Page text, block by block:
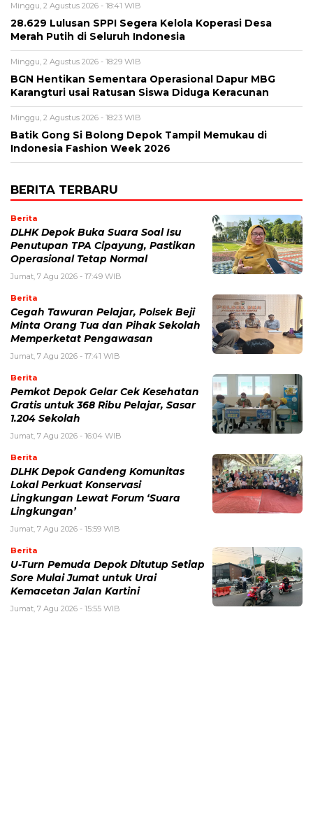
Minggu, 2 Agustus 2026 - 18:41 WIB
28.629 Lulusan SPPI Segera Kelola Koperasi Desa
Merah Putih di Seluruh Indonesia
Minggu, 2 Agustus 2026 - 18:29 WIB
BGN Hentikan Sementara Operasional Dapur MBG
Karangturi usai Ratusan Siswa Diduga Keracunan
Minggu, 2 Agustus 2026 - 18:23 WIB
Batik Gong Si Bolong Depok Tampil Memukau di
Indonesia Fashion Week 2026
BERITA TERBARU
Berita
DLHK Depok Buka Suara Soal Isu
Penutupan TPA Cipayung, Pastikan
Operasional Tetap Normal
Jumat, 7 Agu 2026 - 17:49 WIB
Berita
Cegah Tawuran Pelajar, Polsek Beji
Minta Orang Tua dan Pihak Sekolah
Memperketat Pengawasan
Jumat, 7 Agu 2026 - 17:41 WIB
Berita
Pemkot Depok Gelar Cek Kesehatan
Gratis untuk 368 Ribu Pelajar, Sasar
1.204 Sekolah
Jumat, 7 Agu 2026 - 16:04 WIB
Berita
DLHK Depok Gandeng Komunitas
Lokal Perkuat Konservasi
Lingkungan Lewat Forum ‘Suara
Lingkungan’
Jumat, 7 Agu 2026 - 15:59 WIB
Berita
U-Turn Pemuda Depok Ditutup Setiap
Sore Mulai Jumat untuk Urai
Kemacetan Jalan Kartini
Jumat, 7 Agu 2026 - 15:55 WIB